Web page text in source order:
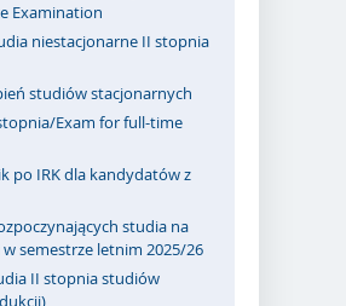
Examination
niestacjonarne II stopnia
studiów stacjonarnych
Exam for full-time
po IRK dla kandydatów z
studia na
semestrze letnim 2025/26
II stopnia studiów